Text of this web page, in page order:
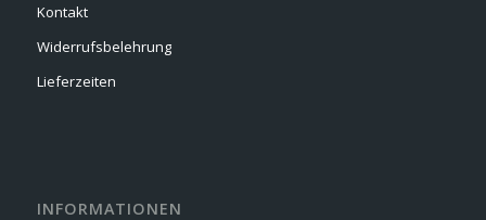
Kontakt
Widerrufsbelehrung
Lieferzeiten
INFORMATIONEN